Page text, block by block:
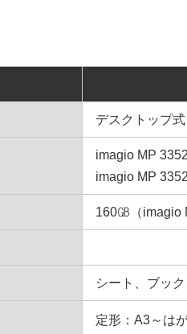
デスクトップ式
imagio MP
imagio MP
160㎇（imagio
シート、ブッ
定形：A3～は